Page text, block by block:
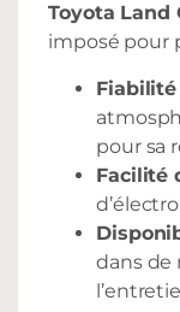
Toyota Land
imposé pour
pour sa
Facilité
dans de